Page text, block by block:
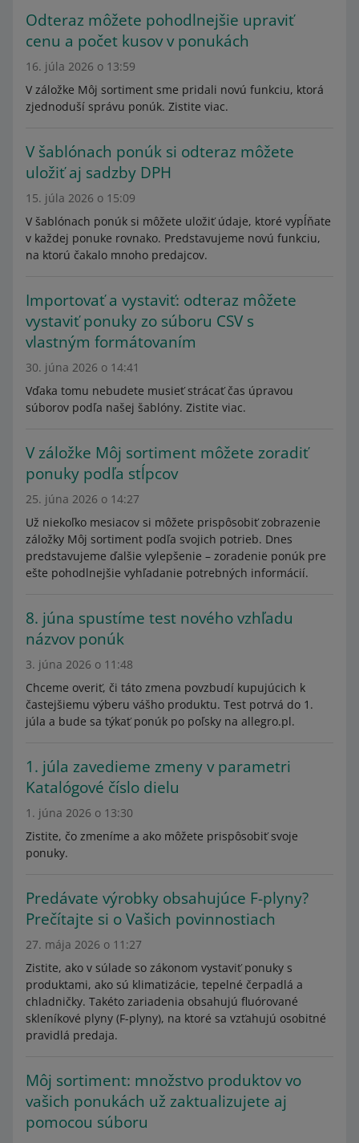
Odteraz môžete pohodlnejšie upraviť
cenu a počet kusov v ponukách
16. júla 2026 o 13:59
V záložke Môj sortiment sme pridali novú funkciu, ktorá
zjednoduší správu ponúk. Zistite viac.
V šablónach ponúk si odteraz môžete
uložiť aj sadzby DPH
15. júla 2026 o 15:09
V šablónach ponúk si môžete uložiť údaje, ktoré vypĺňate
v každej ponuke rovnako. Predstavujeme novú funkciu,
na ktorú čakalo mnoho predajcov.
Importovať a vystaviť: odteraz môžete
vystaviť ponuky zo súboru CSV s
vlastným formátovaním
30. júna 2026 o 14:41
Vďaka tomu nebudete musieť strácať čas úpravou
súborov podľa našej šablóny. Zistite viac.
V záložke Môj sortiment môžete zoradiť
ponuky podľa stĺpcov
25. júna 2026 o 14:27
Už niekoľko mesiacov si môžete prispôsobiť zobrazenie
záložky Môj sortiment podľa svojich potrieb. Dnes
predstavujeme ďalšie vylepšenie – zoradenie ponúk pre
ešte pohodlnejšie vyhľadanie potrebných informácií.
8. júna spustíme test nového vzhľadu
názvov ponúk
3. júna 2026 o 11:48
Chceme overiť, či táto zmena povzbudí kupujúcich k
častejšiemu výberu vášho produktu. Test potrvá do 1.
júla a bude sa týkať ponúk po poľsky na allegro.pl.
1. júla zavedieme zmeny v parametri
Katalógové číslo dielu
1. júna 2026 o 13:30
Zistite, čo zmeníme a ako môžete prispôsobiť svoje
ponuky.
Predávate výrobky obsahujúce F-plyny?
Prečítajte si o Vašich povinnostiach
27. mája 2026 o 11:27
Zistite, ako v súlade so zákonom vystaviť ponuky s
produktami, ako sú klimatizácie, tepelné čerpadlá a
chladničky. Takéto zariadenia obsahujú fluórované
skleníkové plyny (F-plyny), na ktoré sa vzťahujú osobitné
pravidlá predaja.
Môj sortiment: množstvo produktov vo
vašich ponukách už zaktualizujete aj
pomocou súboru